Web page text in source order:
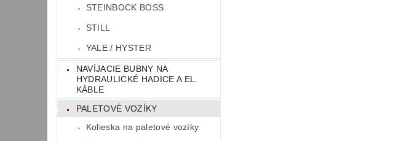
STEINBOCK BOSS
STILL
YALE / HYSTER
NAVÍJACIE BUBNY NA
HYDRAULICKÉ HADICE A EL.
KÁBLE
PALETOVÉ VOZÍKY
Kolieska na paletové vozíky